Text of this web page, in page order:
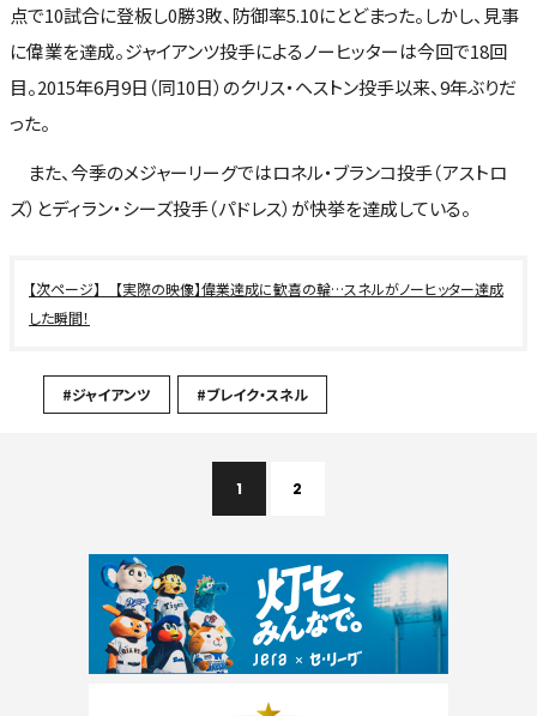
点で10試合に登板し0勝3敗、防御率5.10にとどまった。しかし、見事
に偉業を達成。ジャイアンツ投手によるノーヒッターは今回で18回
目。2015年6月9日（同10日）のクリス・ヘストン投手以来、9年ぶりだ
った。
また、今季のメジャーリーグではロネル・ブランコ投手（アストロ
ズ）とディラン・シーズ投手（パドレス）が快挙を達成している。
【実際の映像】偉業達成に歓喜の輪…スネルがノーヒッター達成
した瞬間！
#ジャイアンツ #ブレイク・スネル
1 2